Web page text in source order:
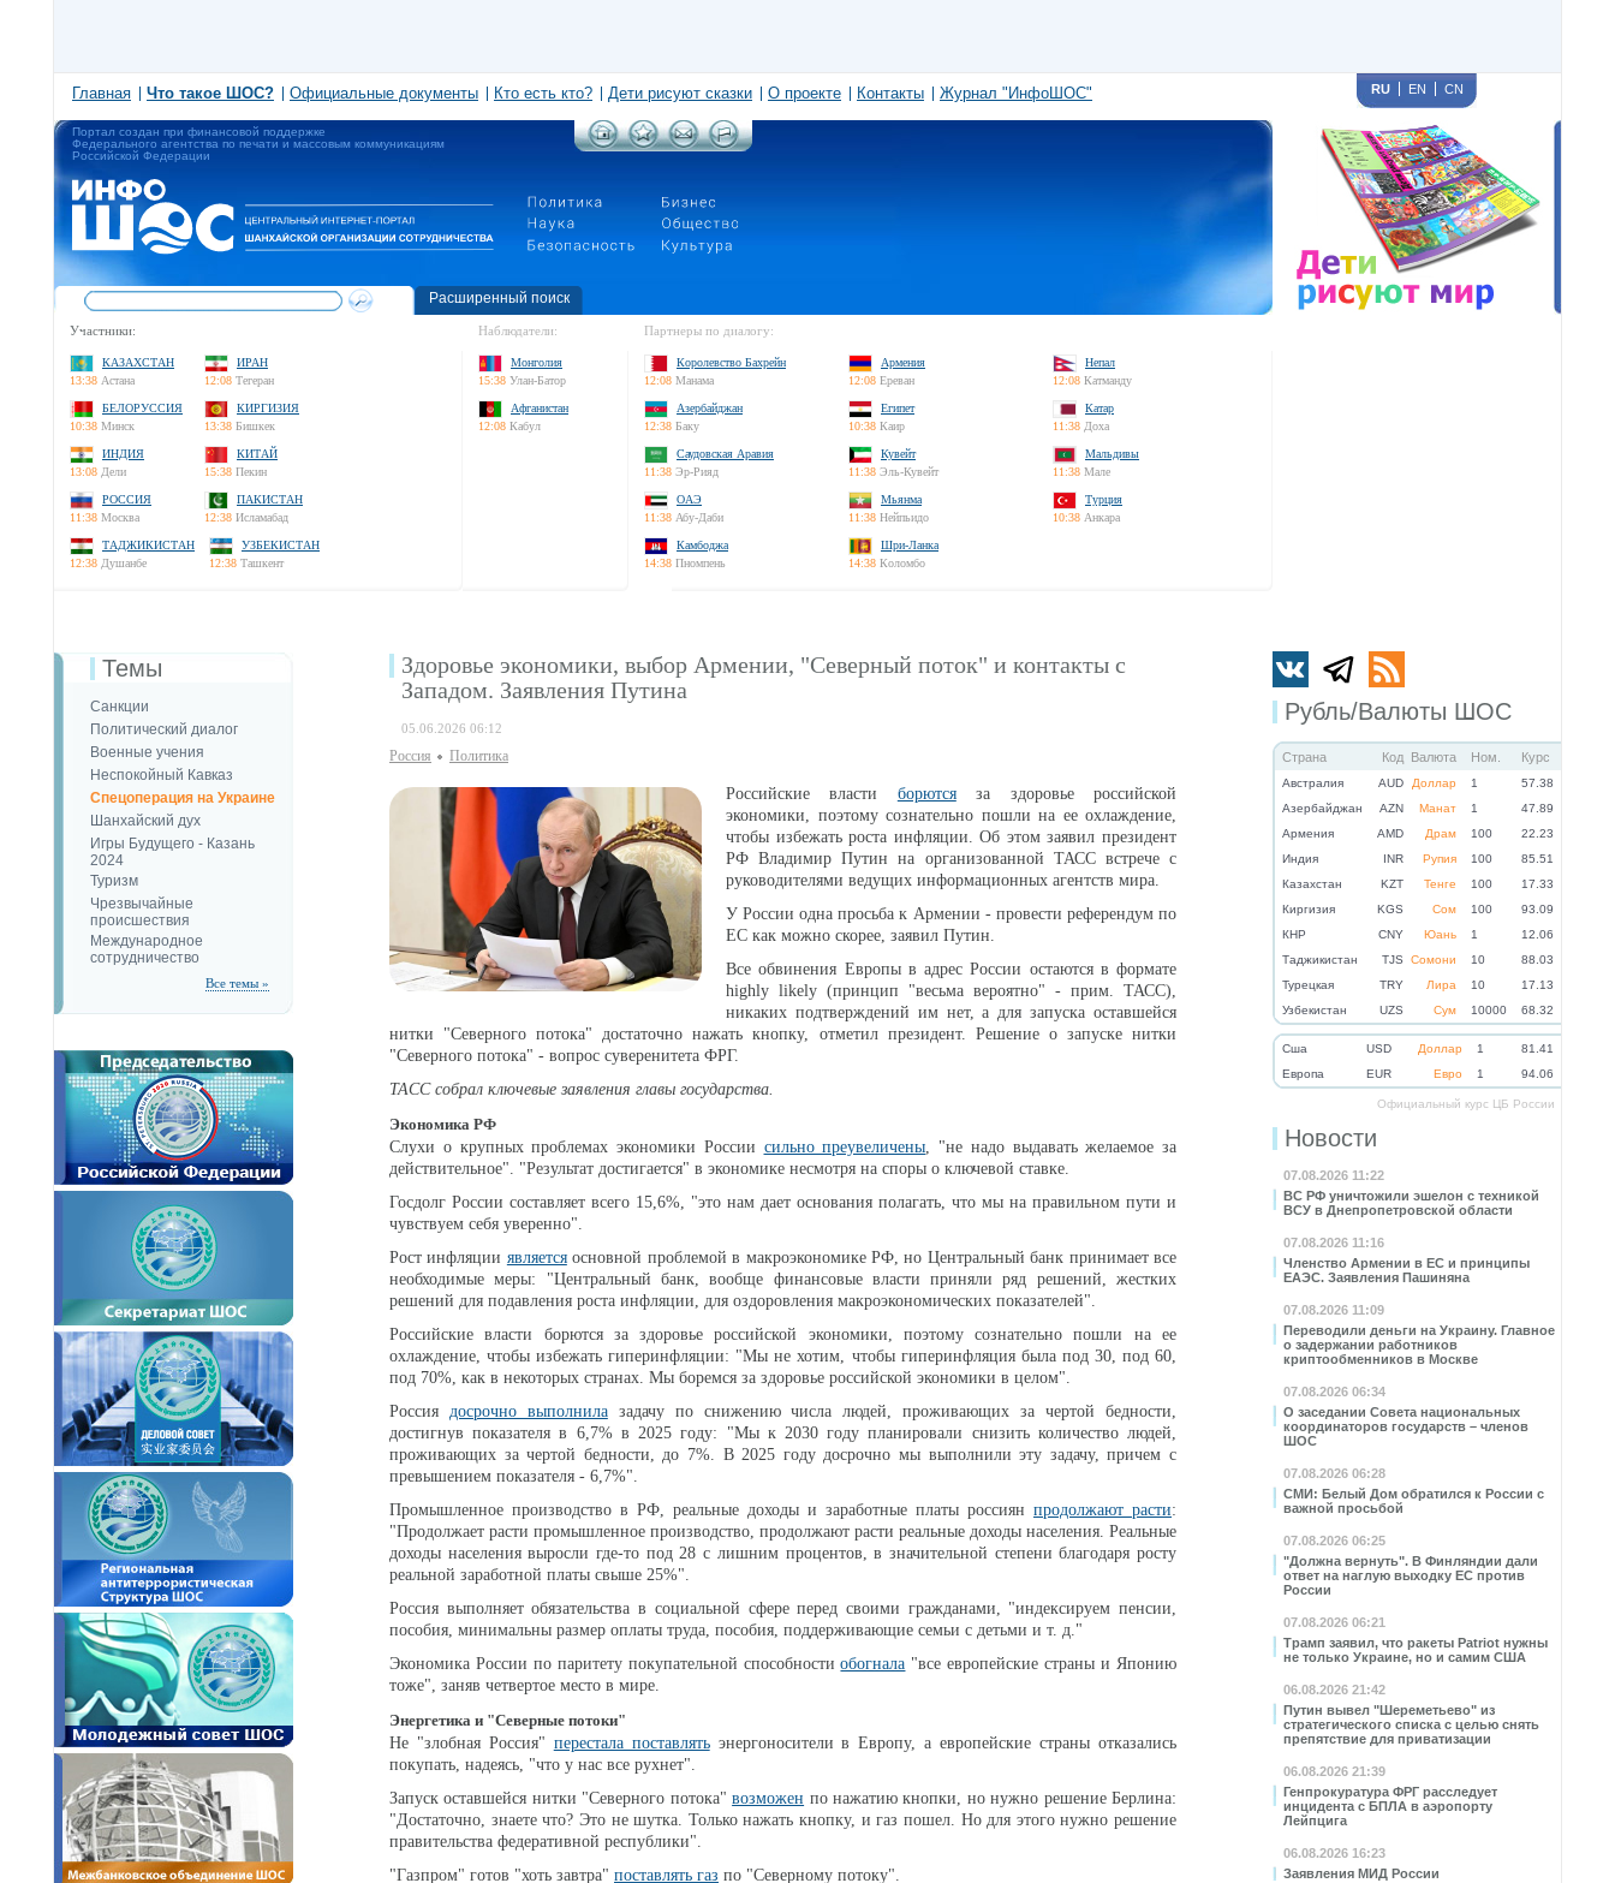
Главная Что такое ШОС? Официальные документы Кто есть кто? Дети рисуют сказки О проекте Контакты Журнал "ИнфоШОС" RU EN CN
Портал создан при финансовой поддержке
Федерального агентства по печати и массовым коммуникациям
Российской Федерации
Расширенный поиск
Участники:
КАЗАХСТАН
13:38 Астана
ИРАН
12:08 Тегеран
БЕЛОРУССИЯ
10:38 Минск
КИРГИЗИЯ
13:38 Бишкек
ИНДИЯ
13:08 Дели
КИТАЙ
15:38 Пекин
РОССИЯ
11:38 Москва
ПАКИСТАН
12:38 Исламабад
ТАДЖИКИСТАН
12:38 Душанбе
УЗБЕКИСТАН
12:38 Ташкент
Наблюдатели:
Монголия
15:38 Улан-Батор
Афганистан
12:08 Кабул
Партнеры по диалогу:
Королевство Бахрейн
12:08 Манама
Армения
12:08 Ереван
Непал
12:08 Катманду
Азербайджан
12:38 Баку
Египет
10:38 Каир
Катар
11:38 Доха
Саудовская Аравия
11:38 Эр-Рияд
Кувейт
11:38 Эль-Кувейт
Мальдивы
11:38 Мале
ОАЭ
11:38 Абу-Даби
Мьянма
11:38 Нейпьидо
Турция
10:38 Анкара
Камбоджа
14:38 Пномпень
Шри-Ланка
14:38 Коломбо
Рубль/Валюты ШОС
Страна Код Валюта Ном. Курс
Австралия AUD Доллар 1
57.38
Азербайджан
AZN Манат 1
47.89
Армения
AMD Драм 100
22.23
Индия
INR Рупия 100
85.51
Казахстан
KZT Тенге 100
17.33
Киргизия
KGS Сом 100
93.09
КНР
CNY Юань 1
12.06
Таджикистан
TJS Сомони 10
88.03
Турецкая
TRY Лира 10
17.13
Узбекистан
UZS Сум 10000 68.32
Cша USD Доллар 1
81.41
Eвропа
EUR Евро 1 94.06
Официальный курс ЦБ России
Новости
07.08.2026 11:22
ВС РФ уничтожили эшелон с техникой
ВСУ в Днепропетровской области
07.08.2026 11:16
Членство Армении в ЕС и принципы
ЕАЭС. Заявления Пашиняна
07.08.2026 11:09
Переводили деньги на Украину. Главное
о задержании работников
криптообменников в Москве
07.08.2026 06:34
О заседании Совета национальных
координаторов государств – членов
ШОС
07.08.2026 06:28
СМИ: Белый Дом обратился к России с
важной просьбой
07.08.2026 06:25
"Должна вернуть". В Финляндии дали
ответ на наглую выходку ЕС против
России
07.08.2026 06:21
Трамп заявил, что ракеты Patriot нужны
не только Украине, но и самим США
06.08.2026 21:42
Путин вывел "Шереметьево" из
стратегического списка с целью снять
препятствие для приватизации
06.08.2026 21:39
Генпрокуратура ФРГ расследует
инцидента с БПЛА в аэропорту
Лейпцига
06.08.2026 16:23
Заявления МИД России
Темы
Санкции
Политический диалог
Военные учения
Неспокойный Кавказ
Спецоперация на Украине
Шанхайский дух
Игры Будущего - Казань
2024
Туризм
Чрезвычайные
происшествия
Международное
сотрудничество
Все темы »
Здоровье экономики, выбор Армении, "Северный поток" и контакты с
Западом. Заявления Путина
05.06.2026 06:12
Россия Политика
Российские власти борютсяза здоровье российской
экономики, поэтому сознательно пошли на ее охлаждение,
чтобы избежать роста инфляции. Об этом заявил президент
РФ Владимир Путин на организованной ТАСС встрече с
руководителями ведущих информационных агентств мира.
У России одна просьба к Армении - провести референдум по
ЕС как можно скорее, заявил Путин.
Все обвинения Европы в адрес России остаются в формате
highly likely (принцип "весьма вероятно" - прим. ТАСС),
никаких подтверждений им нет, а для запуска оставшейся
нитки "Северного потока" достаточно нажать кнопку, отметил президент. Решение о запуске нитки
"Северного потока" - вопрос суверенитета ФРГ.
ТАСС собрал ключевые заявления главы государства.
Экономика РФ
Слухи о крупных проблемах экономики России сильно преувеличены, "не надо выдавать желаемое за
действительное". "Результат достигается" в экономике несмотря на споры о ключевой ставке.
Госдолг России составляет всего 15,6%, "это нам дает основания полагать, что мы на правильном пути и
чувствуем себя уверенно".
Рост инфляции являетсяосновной проблемой в макроэкономике РФ, но Центральный банк принимает все
необходимые меры: "Центральный банк, вообще финансовые власти приняли ряд решений, жестких
решений для подавления роста инфляции, для оздоровления макроэкономических показателей".
Российские власти борются за здоровье российской экономики, поэтому сознательно пошли на ее
охлаждение, чтобы избежать гиперинфляции: "Мы не хотим, чтобы гиперинфляция была под 30, под 60,
под 70%, как в некоторых странах. Мы боремся за здоровье российской экономики в целом".
Россия досрочно выполнилазадачу по снижению числа людей, проживающих за чертой бедности,
достигнув показателя в 6,7% в 2025 году: "Мы к 2030 году планировали снизить количество людей,
проживающих за чертой бедности, до 7%. В 2025 году досрочно мы выполнили эту задачу, причем с
превышением показателя - 6,7%".
Промышленное производство в РФ, реальные доходы и заработные платы россиян продолжают расти:
"Продолжает расти промышленное производство, продолжают расти реальные доходы населения. Реальные
доходы населения выросли где-то под 28 с лишним процентов, в значительной степени благодаря росту
реальной заработной платы свыше 25%".
Россия выполняет обязательства в социальной сфере перед своими гражданами, "индексируем пенсии,
пособия, минимальны размер оплаты труда, пособия, поддерживающие семьи с детьми и т. д."
Экономика России по паритету покупательной способностиобогнала "все европейские страны и Японию
тоже", заняв четвертое место в мире.
Энергетика и "Северные потоки"
Не "злобная Россия" перестала поставлятьэнергоносители в Европу, а европейские страны отказались
покупать, надеясь, "что у нас все рухнет".
Запуск оставшейся нитки "Северного потока"возможен по нажатию кнопки, но нужно решение Берлина:
"Достаточно, знаете что? Это не шутка. Только нажать кнопку, и газ пошел. Но для этого нужно решение
правительства федеративной республики".
"Газпром" готов "хоть завтра" поставлять газ по "Северному потоку".